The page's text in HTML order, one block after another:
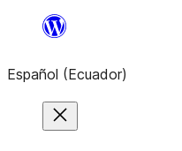
Saltar
contenido
Español (Ecuador)